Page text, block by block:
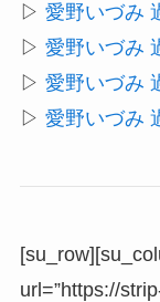
▷ 愛野いづみ
▷ 愛野いづみ
▷ 愛野いづみ
▷ 愛野いづみ
url=”https://